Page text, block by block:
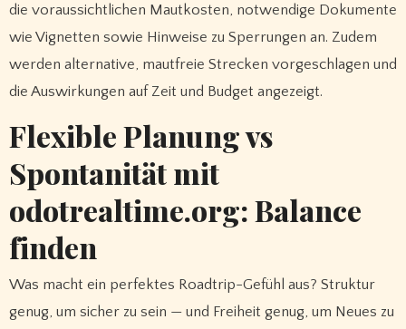
die voraussichtlichen Mautkosten, notwendige Dokumente
wie Vignetten sowie Hinweise zu Sperrungen an. Zudem
werden alternative, mautfreie Strecken vorgeschlagen und
die Auswirkungen auf Zeit und Budget angezeigt.
Flexible Planung vs
Spontanität mit
odotrealtime.org: Balance
finden
Was macht ein perfektes Roadtrip-Gefühl aus? Struktur
genug, um sicher zu sein — und Freiheit genug, um Neues zu